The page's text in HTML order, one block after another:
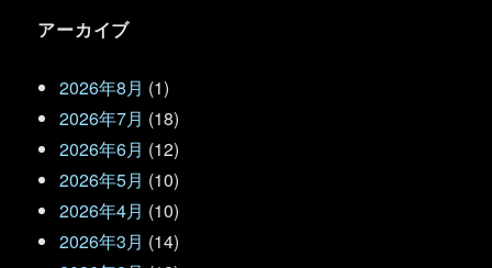
アーカイブ
2026年8月 (1)
2026年7月 (18)
2026年6月 (12)
2026年5月 (10)
2026年4月 (10)
2026年3月 (14)